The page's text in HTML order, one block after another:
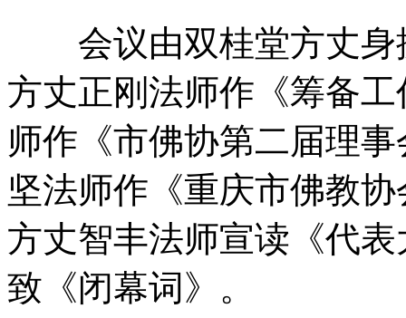
会议由双桂堂方丈身
方丈正刚法师作《筹备
师作《市佛协第二届理
坚法师作《重庆市佛教
方丈智丰法师宣读《代
致《闭幕词》。